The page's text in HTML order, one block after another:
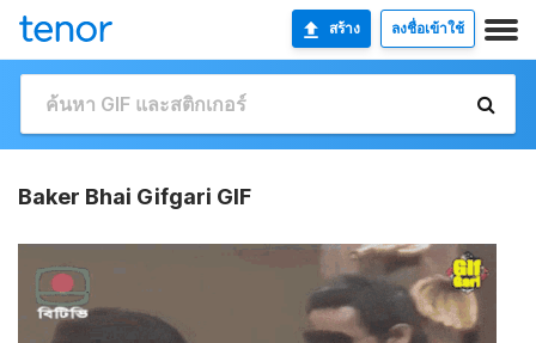
สร้าง ลงชื่อเข้าใช้
Baker Bhai Gifgari GIF